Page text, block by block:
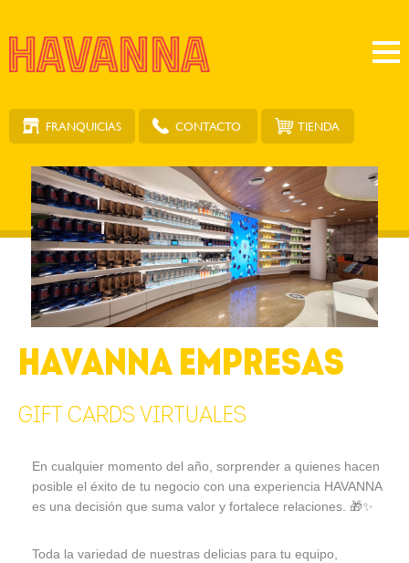
FRANQUICIAS CONTACTO TIENDA
HAVANNA EMPRESAS
GIFT CARDS VIRTUALES
En cualquier momento del año, sorprender a quienes hacen
posible el éxito de tu negocio con una experiencia HAVANNA
es una decisión que suma valor y fortalece relaciones. 🎁✨
Toda la variedad de nuestras delicias para tu equipo,